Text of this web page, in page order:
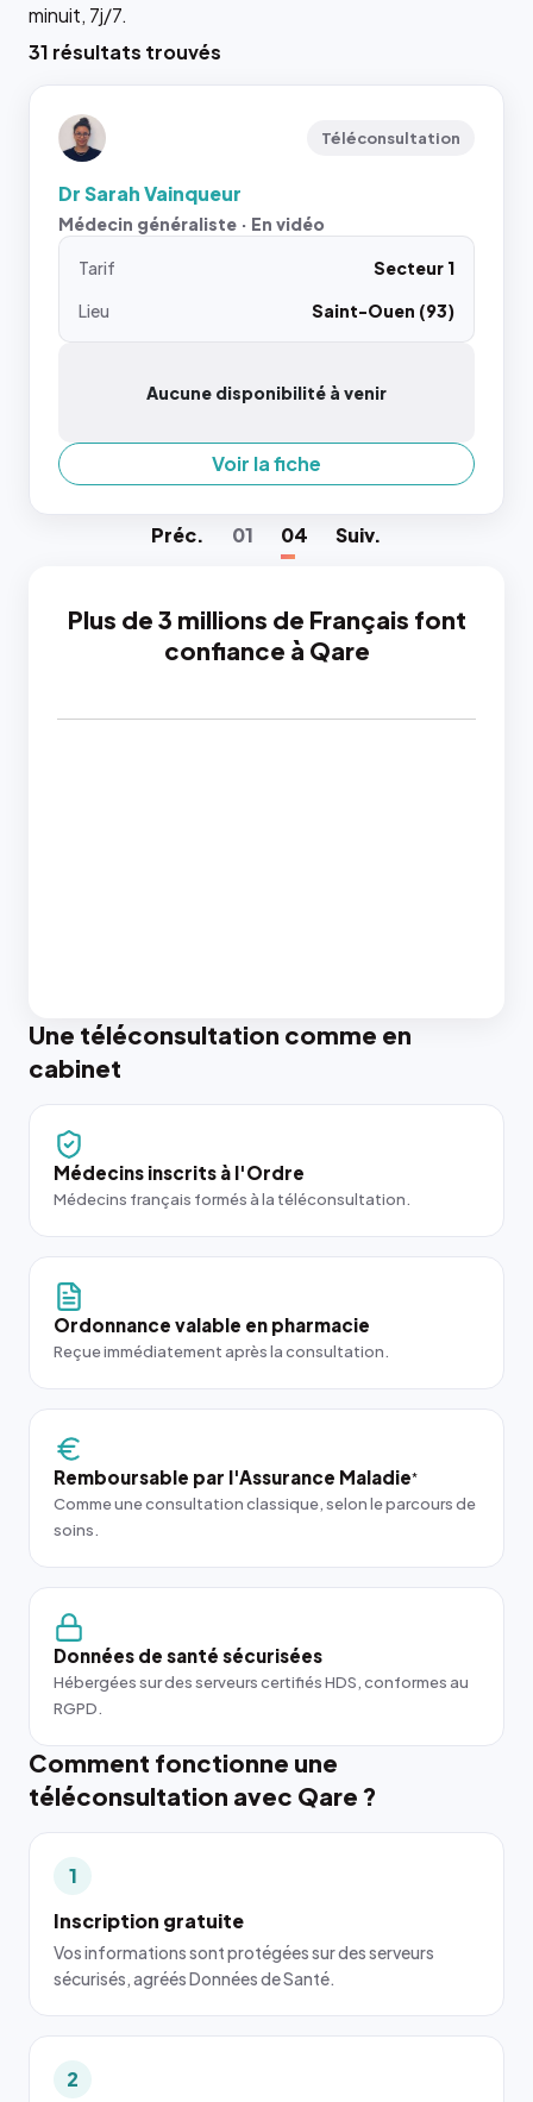
minuit, 7j/7.
31 résultats trouvés
Téléconsultation
Dr Sarah Vainqueur
Médecin généraliste · En vidéo
Tarif
Secteur 1
Lieu
Saint-Ouen (93)
Aucune disponibilité à venir
Voir la fiche
Préc. 01 04 Suiv.
Plus de 3 millions de Français font
confiance à Qare
Une téléconsultation comme en
cabinet
Médecins inscrits à l'Ordre
Médecins français formés à la téléconsultation.
Ordonnance valable en pharmacie
Reçue immédiatement après la consultation.
Remboursable par l'Assurance Maladie*
Comme une consultation classique, selon le parcours de
soins.
Données de santé sécurisées
Hébergées sur des serveurs certifiés HDS, conformes au
RGPD.
Comment fonctionne une
téléconsultation avec Qare ?
1
Inscription gratuite
Vos informations sont protégées sur des serveurs
sécurisés, agréés Données de Santé.
2